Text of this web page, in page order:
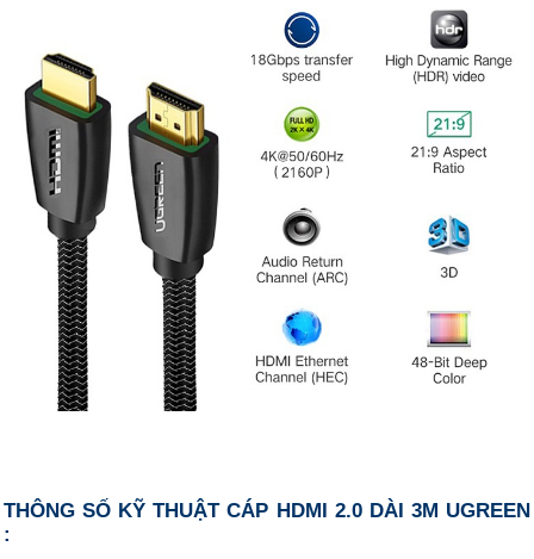
THÔNG SỐ KỸ THUẬT CÁP HDMI 2.0 DÀI 3M UGREEN
: